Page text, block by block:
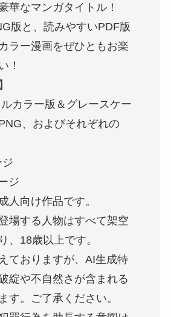
華なマンガタイトル！
版と、読みやすいPDF版
ラー漫画をぜひともお楽
！
カラー版＆グレースケー
、およびそれぞれの
ジ
人向け作品です。
場する人物はすべて架空
、18歳以上です。
ておりますが、AI生成特
綻や不自然さが含まれる
す。ご了承ください。